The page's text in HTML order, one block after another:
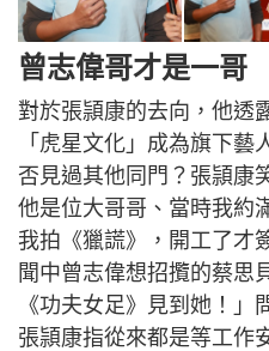
曾志偉哥才是一哥
對於張頴康的去向，他透
「虎星文化」成為旗下
否見過其他同門？張頴康
他是位大哥哥、當時我約
我拍《獵謊》，開工了才
聞中曾志偉想招攬的蔡思
《功夫女足》見到她！」
張頴康指從來都是等工作